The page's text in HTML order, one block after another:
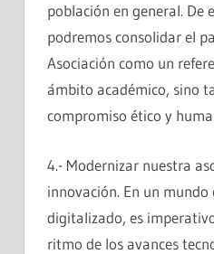
población en general. De
podremos consolidar el
Asociación como un
ámbito académico, sino
compromiso ético y
4.- Modernizar nuestra
innovación. En un mundo
digitalizado, es
ritmo de los avances